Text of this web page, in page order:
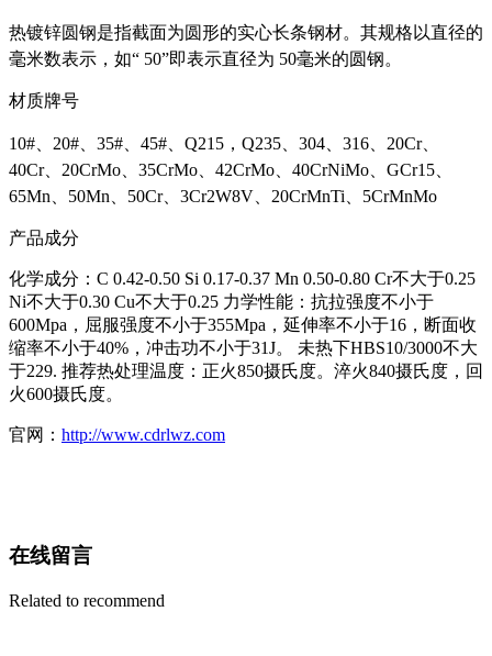
热镀锌圆钢是指截面为圆形的实心长条钢材。其规格以直径的
毫米数表示，如“ 50”即表示直径为 50毫米的圆钢。
材质牌号
10#、20#、35#、45#、Q215，Q235、304、316、20Cr、
40Cr、20CrMo、35CrMo、42CrMo、40CrNiMo、GCr15、
65Mn、50Mn、50Cr、3Cr2W8V、20CrMnTi、5CrMnMo
产品成分
化学成分：C 0.42-0.50 Si 0.17-0.37 Mn 0.50-0.80 Cr不大于0.25
Ni不大于0.30 Cu不大于0.25 力学性能：抗拉强度不小于
600Mpa，屈服强度不小于355Mpa，延伸率不小于16，断面收
缩率不小于40%，冲击功不小于31J。 未热下HBS10/3000不大
于229. 推荐热处理温度：正火850摄氏度。淬火840摄氏度，回
火600摄氏度。
官网： http://www.cdrlwz.com
在线留言
Related to recommend